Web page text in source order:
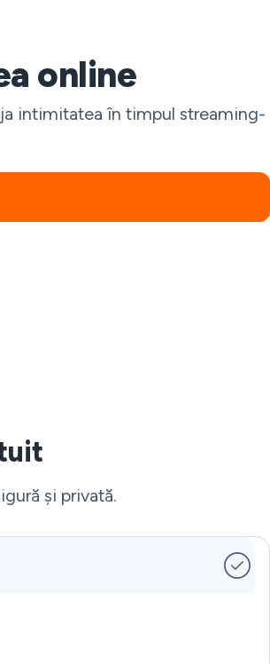
online
intimitatea în timpul streaming-
și privată.